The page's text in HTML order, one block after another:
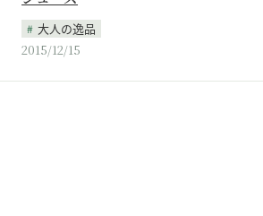
大人の逸品
2015/12/15